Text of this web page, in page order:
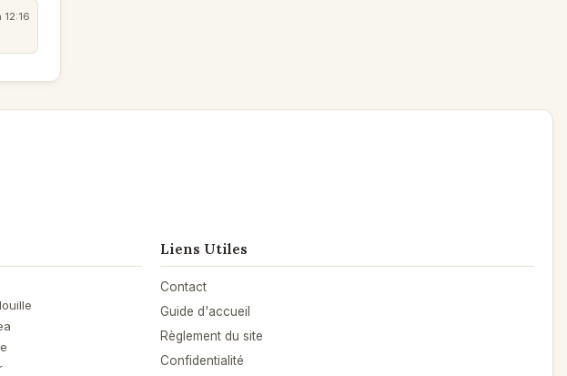
Liens Utiles
Contact
Guide d'accueil
Règlement du site
Confidentialité